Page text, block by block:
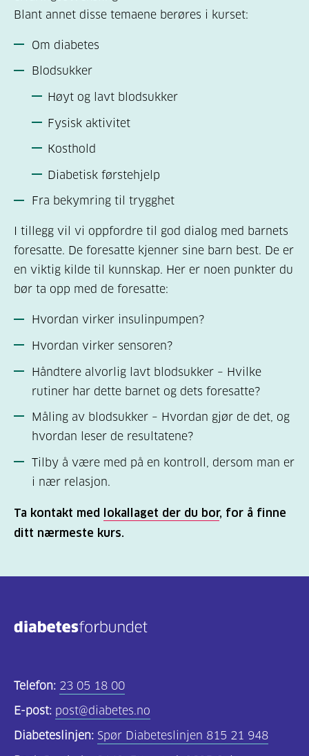
Blant annet disse temaene berøres i kurset:
Om diabetes
Blodsukker
Høyt og lavt blodsukker
Fysisk aktivitet
Kosthold
Diabetisk førstehjelp
Fra bekymring til trygghet
I tillegg vil vi oppfordre til god dialog med barnets
foresatte. De foresatte kjenner sine barn best. De er
en viktig kilde til kunnskap. Her er noen punkter du
bør ta opp med de foresatte:
Hvordan virker insulinpumpen?
Hvordan virker sensoren?
Håndtere alvorlig lavt blodsukker – Hvilke
rutiner har dette barnet og dets foresatte?
Måling av blodsukker – Hvordan gjør de det, og
hvordan leser de resultatene?
Tilby å være med på en kontroll, dersom man er
i nær relasjon.
Ta kontakt med lokallaget der du bor, for å finne
ditt nærmeste kurs.
Telefon: 23 05 18 00
E-post: post@diabetes.no
Diabeteslinjen: Spør Diabeteslinjen 815 21 948